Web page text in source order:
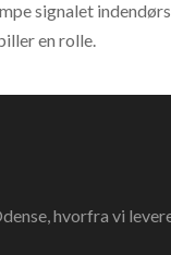
signalet indendørs.
en rolle.
hvorfra vi